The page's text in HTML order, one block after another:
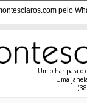
pelo
Um olhar para o
Uma